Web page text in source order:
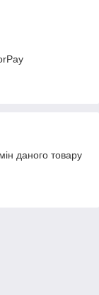
даного товару